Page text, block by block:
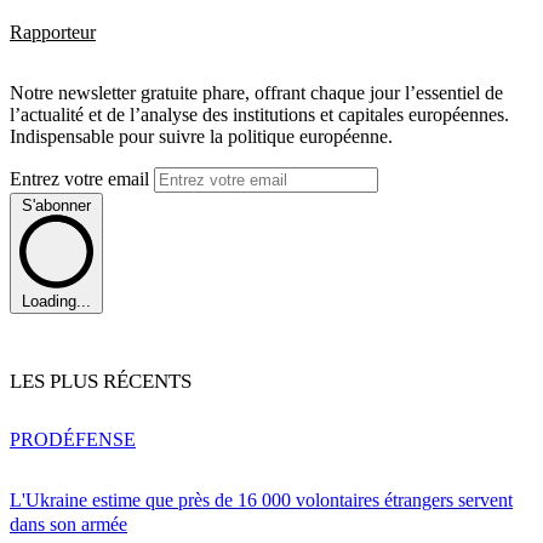
Rapporteur
Notre newsletter gratuite phare, offrant chaque jour l’essentiel de
l’actualité et de l’analyse des institutions et capitales européennes.
Indispensable pour suivre la politique européenne.
Entrez votre email
S'abonner
Loading...
LES PLUS RÉCENTS
L'Ukraine estime que près de 16 000 volontaires étrangers servent
dans son armée
PRODÉFENSE